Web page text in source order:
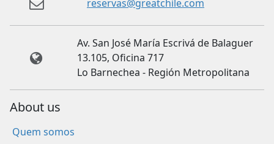
reservas@greatchile.com
Av. San José María Escrivá de Balaguer
13.105, Oficina 717
Lo Barnechea - Región Metropolitana
About us
Quem somos